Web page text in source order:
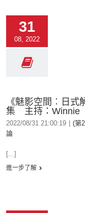
31
08, 2022
《魅影空間︰日
集 主持：Winnie
2022/08/31 21:00:19 (第
論
[...]
進一步了解